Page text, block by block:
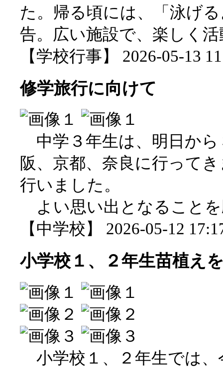
た。帰る頃には、「泳げ
告。広い施設で、楽しく
【学校行事】 2026-05-13
修学旅行に向けて
中学３年生は、明日から
阪、京都、奈良に行って
行いました。
よい思い出となること
【中学校】 2026-05-12
小学校１、２年生苗植え
小学校１、２年生では、